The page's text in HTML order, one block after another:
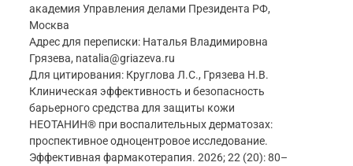
академия Управления делами Президента РФ,
Москва
Адрес для переписки: Наталья Владимировна
Грязева, natalia@griazeva.ru
Для цитирования: Круглова Л.С., Грязева Н.В.
Клиническая эффективность и безопасность
барьерного средства для защиты кожи
НЕОТАНИН® при воспалительных дерматозах:
проспективное одноцентровое исследование.
Эффективная фармакотерапия. 2026; 22 (20): 80–